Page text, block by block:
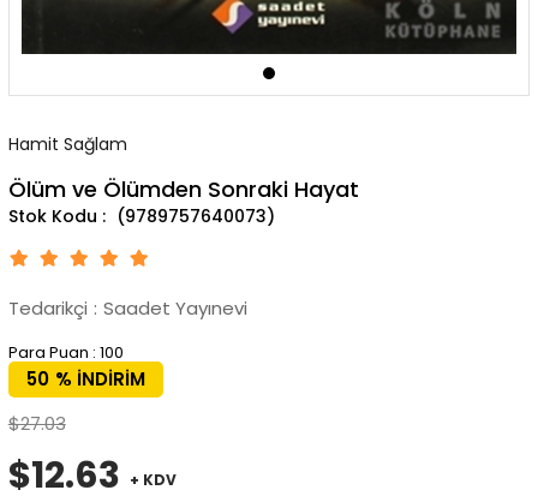
Hamit Sağlam
Ölüm ve Ölümden Sonraki Hayat
(9789757640073)
Tedarikçi : Saadet Yayınevi
Para Puan : 100
%
50
İNDIRIM
$27.03
$12.63 + KDV